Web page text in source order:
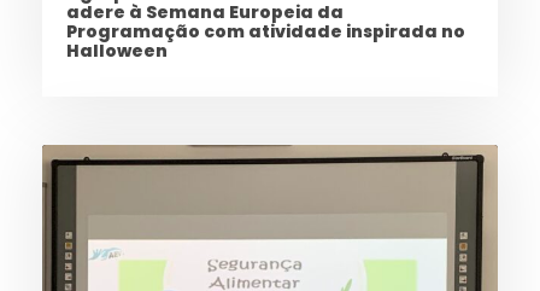
adere à Semana Europeia da
Programação com atividade inspirada no
Halloween